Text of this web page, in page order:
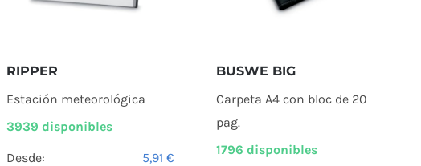
RIPPER
Estación meteorológica
3939 disponibles
Desde: 5,91€
BUSWE BIG
Carpeta A4 con bloc de 20
pag.
1796 disponibles